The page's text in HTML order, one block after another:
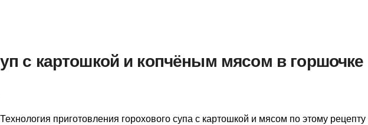
с картошкой и копчёным мясом в горшочке
Технология приготовления горохового супа с картошкой и мясом по этому рецепту